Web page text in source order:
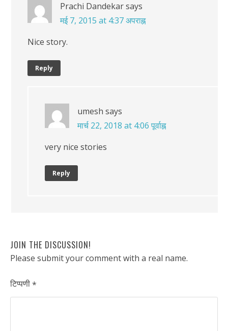
Prachi Dandekarsays
मई 7, 2015 at 4:37 अपराह्न
Nice story.
Reply
umesh says
मार्च 22, 2018 at 4:06 पूर्वाह्न
very nice stories
Reply
JOIN THE DISCUSSION!
Please submit your comment with a real name.
टिप्पणी*